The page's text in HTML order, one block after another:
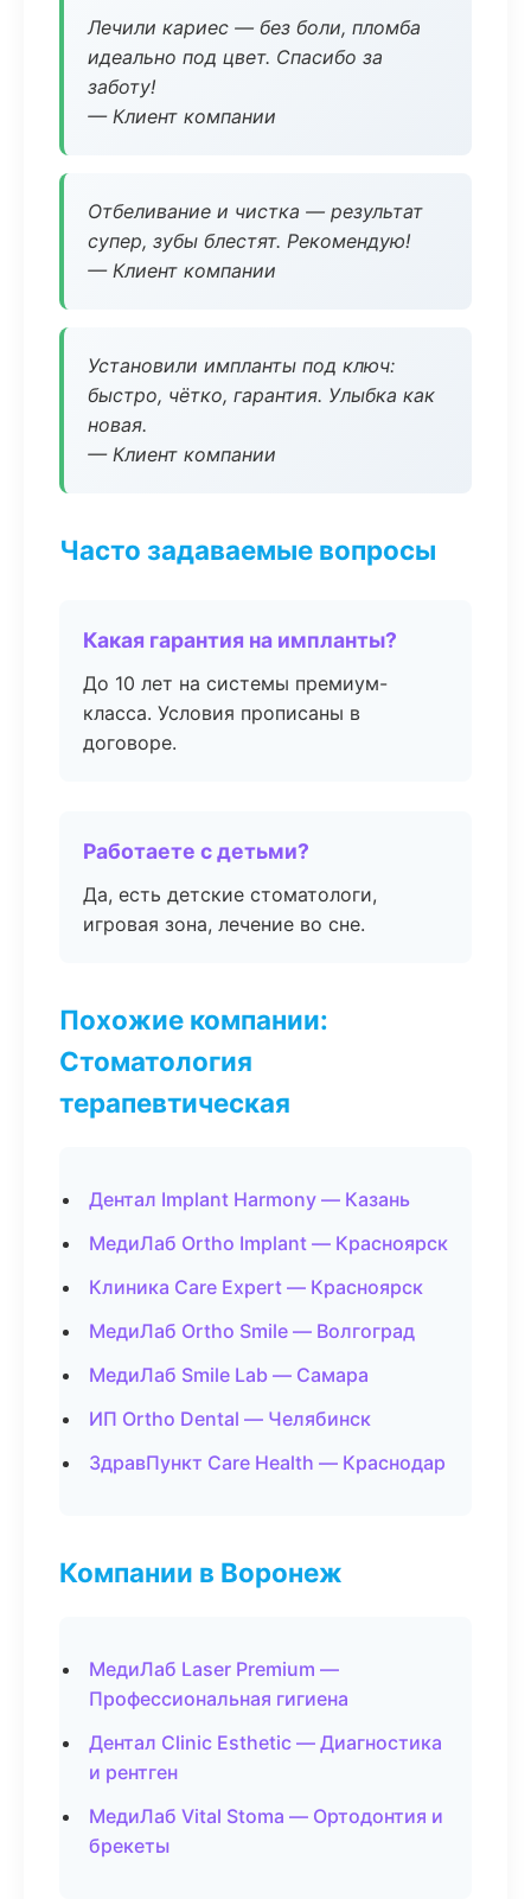
Лечили кариес — без боли, пломба
идеально под цвет. Спасибо за
заботу!
— Клиент компании
Отбеливание и чистка — результат
супер, зубы блестят. Рекомендую!
— Клиент компании
Установили импланты под ключ:
быстро, чётко, гарантия. Улыбка как
новая.
— Клиент компании
Часто задаваемые вопросы
Какая гарантия на импланты?
До 10 лет на системы премиум-
класса. Условия прописаны в
договоре.
Работаете с детьми?
Да, есть детские стоматологи,
игровая зона, лечение во сне.
Похожие компании:
Стоматология
терапевтическая
Дентал Implant Harmony — Казань
МедиЛаб Ortho Implant — Красноярск
Клиника Care Expert — Красноярск
МедиЛаб Ortho Smile — Волгоград
МедиЛаб Smile Lab — Самара
ИП Ortho Dental — Челябинск
ЗдравПункт Care Health — Краснодар
Компании в Воронеж
МедиЛаб Laser Premium —
Профессиональная гигиена
Дентал Clinic Esthetic — Диагностика
и рентген
МедиЛаб Vital Stoma — Ортодонтия и
брекеты